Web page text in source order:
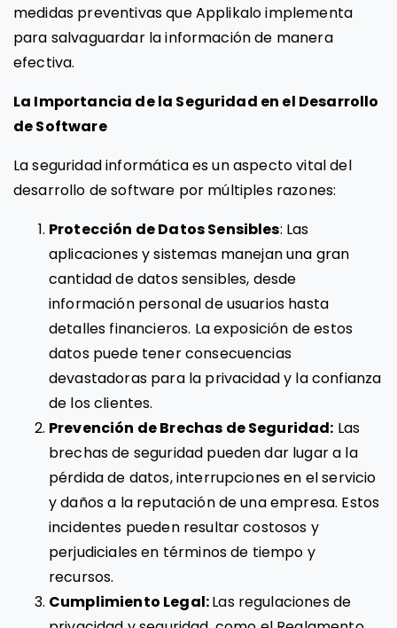
medidas preventivas que Applikalo implementa
para salvaguardar la información de manera
efectiva.
La Importancia de la Seguridad en el Desarrollo
de Software
La seguridad informática es un aspecto vital del
desarrollo de software por múltiples razones:
Protección de Datos Sensibles: Las
aplicaciones y sistemas manejan una gran
cantidad de datos sensibles, desde
información personal de usuarios hasta
detalles financieros. La exposición de estos
datos puede tener consecuencias
devastadoras para la privacidad y la confianza
de los clientes.
Prevención de Brechas de Seguridad: Las
brechas de seguridad pueden dar lugar a la
pérdida de datos, interrupciones en el servicio
y daños a la reputación de una empresa. Estos
incidentes pueden resultar costosos y
perjudiciales en términos de tiempo y
recursos.
Cumplimiento Legal:Las regulaciones de